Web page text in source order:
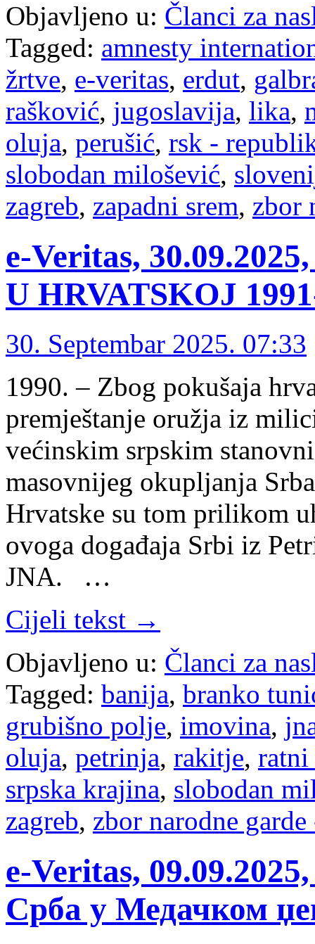
Objavljeno u: Članci za
Tagged: amnesty
žrtve, e-veritas, erdut,
rašković, jugoslavija, lika,
oluja, perušić, rsk -
slobodan milošević,
zagreb, zapadni srem, zbor
e-Veritas,
U HRVATSKOJ
30. Septembar 2025. 07:33
1990. – Zbog pokušaja
premještanje oružja iz
većinskim srpskim
masovnijeg okupljanja
Hrvatske su tom prilikom
ovoga događaja Srbi iz
JNA. …
Cijeli tekst →
Objavljeno u: Članci za
Tagged: banija, branko
grubišno polje, imovina,
oluja, petrinja, rakitje,
srpska krajina, slobodan
zagreb, zbor narodne garde
e-Veritas,
Срба у Медачком